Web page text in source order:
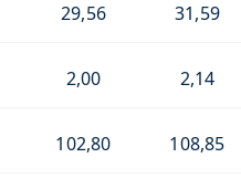
29,56 31,59
2,00 2,14
102,80 108,85